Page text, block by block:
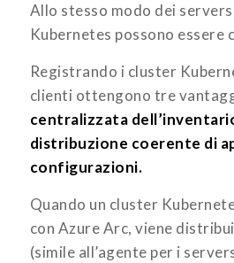
Allo stesso modo dei
Kubernetes possono essere
Registrando i cluster
clienti ottengono tre
centralizzata
distribuzione coerente di
configurazioni.
Quando un cluster
con Azure Arc, viene
(simile all’agente per i